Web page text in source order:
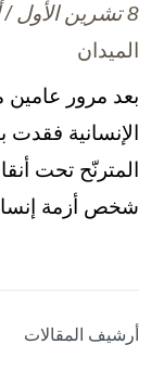
8 تشرين الأول / أكتوبر، 2025
الميدان
بعد مرور
الإنسانية فقدت
المترنّح تحت
شخص أزمة
أرشيف المقالات